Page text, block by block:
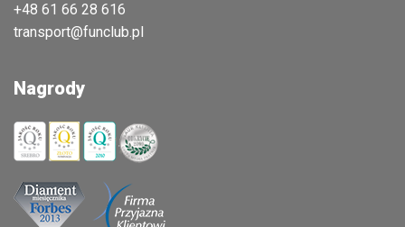
+48 61 66 28 616
transport@funclub.pl
Nagrody